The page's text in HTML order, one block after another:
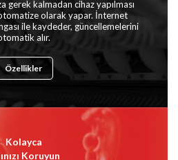
gerek kalmadan cihaz yapılması
olarak yapar. İnternet
ile kaydeder, güncellemelerini
alır.
Özellikler
Kolayca
Koruyun